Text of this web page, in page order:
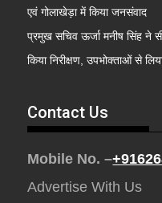
एवं गोलाखेड़ा में किया जनसंवाद
प्रमुख सचिव ऊर्जा मनीष सिंह ने
किया निरीक्षण, उपभोक्ताओं से
Contact Us
Mobile No. –
Advertise With Us